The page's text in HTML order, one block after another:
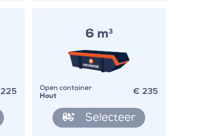
225
6 m3
Open container
Hout
€ 235
Selecteer